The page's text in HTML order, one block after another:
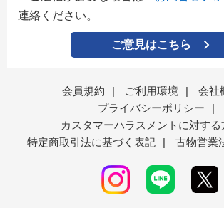
連絡ください。
ご意見はこちら
会員規約 | ご利用環境 | 会社
プライバシーポリシー
|
カスタマーハラスメントに対する
特定商取引法に基づく表記
| 古物営業